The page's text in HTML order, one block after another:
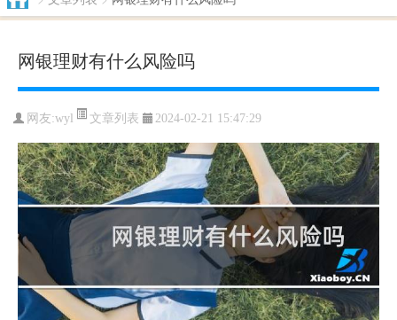
网银理财有什么风险吗
网友:wyl 文章列表 2024-02-21 15:47:29